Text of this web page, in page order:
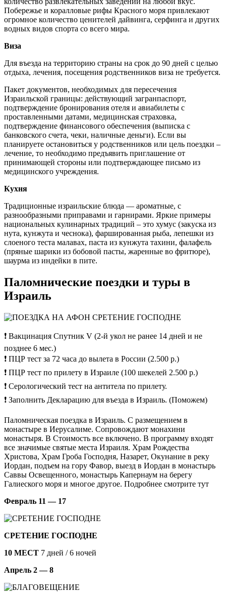
Побережье и коралловые рифы Красного моря привлекают
огромное количество ценителей дайвинга, серфинга и других
водных видов спорта со всего мира.
Виза
Для въезда на территорию страны на срок до 90 дней с целью
отдыха, лечения, посещения родственников виза не требуется.
Пакет документов, необходимых для пересечения
Израильской границы: действующий загранпаспорт,
подтверждение бронирования отеля и авиабилеты с
проставленными датами, медицинская страховка,
подтверждение финансового обеспечения (выписка с
банковского счета, чеки, наличные деньги). Если вы
планируете остановиться у родственников или цель поездки –
лечение, то необходимо предъявить приглашение от
принимающей стороны или подтверждающее письмо из
медицинского учреждения.
Кухня
Традиционные израильские блюда — ароматные, с
разнообразными приправами и гарнирами. Яркие примеры
национальных кулинарных традиций – это хумус (закуска из
нута, кунжута и чеснока), фаршированная рыба, лепешки из
слоеного теста малавах, паста из кунжута тахини, фалафель
(пряные шарики из бобовой пасты, жаренные во фритюре),
шаурма из индейки в пите.
Паломнические поездки и туры в
Израиль
❗ Вакцинация Спутник V (2-й укол не ранее 14 дней и не
позднее 6 мес.)
❗ ПЦР тест за 72 часа до вылета в России (2.500 р.)
❗ ПЦР тест по прилету в Израиле (100 шекелей 2.500 р.)
❗ Серологический тест на антитела по прилету.
❗ Заполнить Декларацию для въезда в Израиль. (Поможем)
Паломническая поездка в Израиль. С размещением в
монастыре в Иерусалиме. Сопровождают монахини
монастыря. В Стоимость все включено. В программу входят
все значимые святые места Израиля. Храм Рождества
Христова, Храм Гроба Господня, Назарет, Окунание в реку
Иордан, подъем на гору Фавор, выезд в Иордан в монастырь
Саввы Освещенного, монастырь Капернаум на берегу
Галиеского моря и многое другое. Подробнее смотрите тут
Февраль 11 — 17
СРЕТЕНИЕ ГОСПОДНЕ
10 МЕСТ 7 дней / 6 ночей
Апрель 2 — 8